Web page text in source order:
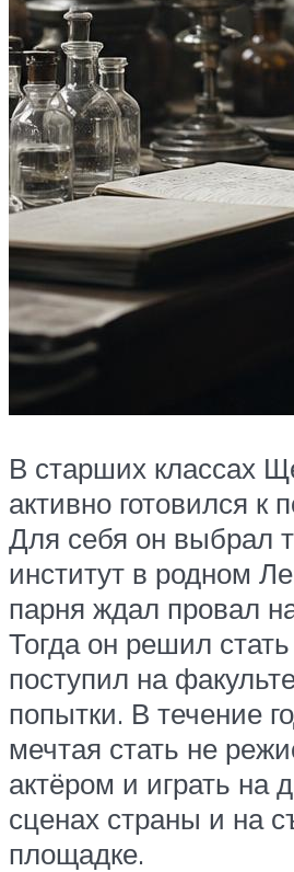
В старших классах
активно готовился к
Для себя он выбрал
институт в родном
парня ждал провал
Тогда он решил
поступил на
попытки. В течение
мечтая стать не
актёром и играть на
сценах страны и на
площадке.